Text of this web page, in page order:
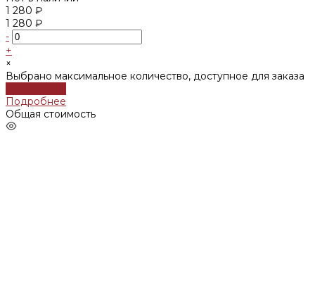
1 280 ₽
1 280 ₽
-
+
×
Выбрано максимальное количество, доступное для заказа
Подробнее
Общая стоимость